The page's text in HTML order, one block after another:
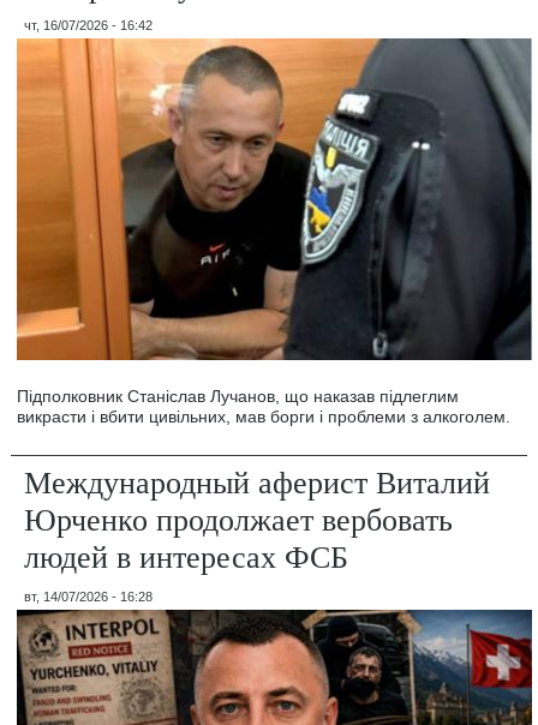
чт, 16/07/2026 - 16:42
Підполковник Станіслав Лучанов, що наказав підлеглим
викрасти і вбити цивільних, мав борги і проблеми з алкоголем.
Международный аферист Виталий
Юрченко продолжает вербовать
людей в интересах ФСБ
вт, 14/07/2026 - 16:28